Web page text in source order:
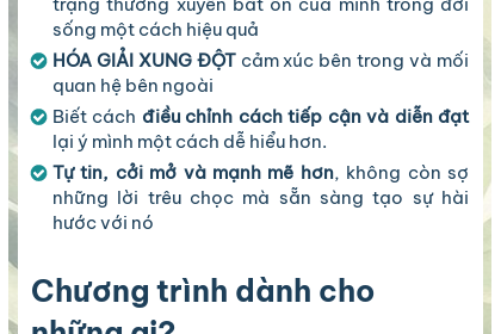
sống một cách hiệu quả
HÓA GIẢI XUNG ĐỘTcảm xúc bên trong và mối
quan hệ bên ngoài
Biết cách điều chỉnh cách tiếp cận và diễn đạt
lại ý mình một cách dễ hiểu hơn.
Tự tin, cởi mở và mạnh mẽ hơn, không còn sợ
những lời trêu chọc mà sẵn sàng tạo sự hài
hước với nó
Chương trình dành cho